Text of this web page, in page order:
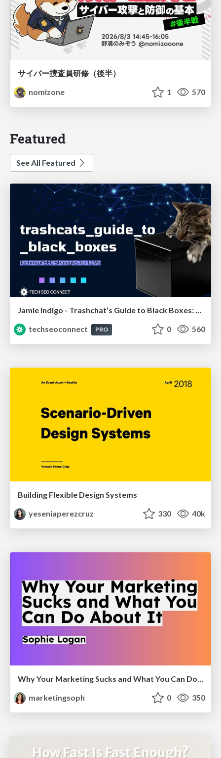
サイバー捜査員研修（後半）
nomizone
1 570
Featured
See All Featured
Jamie Indigo - Trashchat’s Guide to Black Boxes: Technical SEO Tactics for LLMs
techseoconnect
PRO 0 560
Building Flexible Design Systems
yeseniaperezcruz
330 40k
Why Your Marketing Sucks and What You Can Do About It - Sophie Logan
marketingsoph
0 350